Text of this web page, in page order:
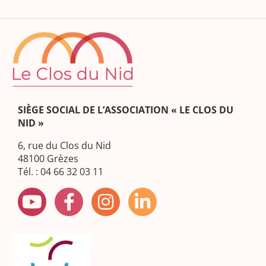
SIÈGE SOCIAL DE L’ASSOCIATION « LE CLOS DU
NID »
6, rue du Clos du Nid
48100 Grèzes
Tél. : 04 66 32 03 11